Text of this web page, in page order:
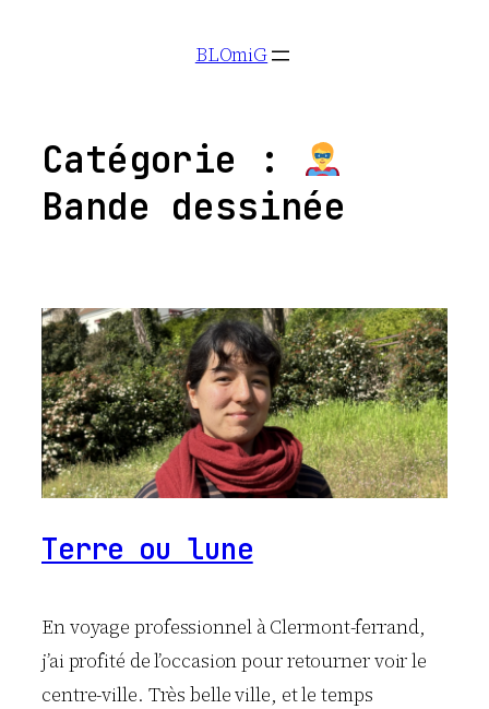
BLOmiG
Catégorie :
Bande dessinée
Terre ou lune
En voyage professionnel à Clermont-ferrand,
j’ai profité de l’occasion pour retourner voir le
centre-ville. Très belle ville, et le temps